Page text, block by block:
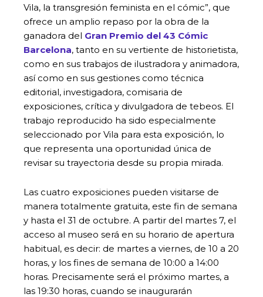
Vila, la transgresión feminista en el cómic”, que
ofrece un amplio repaso por la obra de la
ganadora del Gran Premio del 43 Cómic
Barcelona, tanto en su vertiente de historietista,
como en sus trabajos de ilustradora y animadora,
así como en sus gestiones como técnica
editorial, investigadora, comisaria de
exposiciones, crítica y divulgadora de tebeos. El
trabajo reproducido ha sido especialmente
seleccionado por Vila para esta exposición, lo
que representa una oportunidad única de
revisar su trayectoria desde su propia mirada.
Las cuatro exposiciones pueden visitarse de
manera totalmente gratuita, este fin de semana
y hasta el 31 de octubre. A partir del martes 7, el
acceso al museo será en su horario de apertura
habitual, es decir: de martes a viernes, de 10 a 20
horas, y los fines de semana de 10:00 a 14:00
horas. Precisamente será el próximo martes, a
las 19:30 horas, cuando se inaugurarán